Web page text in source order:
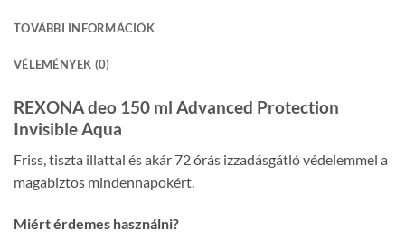
TOVÁBBI INFORMÁCIÓK
VÉLEMÉNYEK (0)
REXONA deo 150 ml Advanced Protection
Invisible Aqua
Friss, tiszta illattal és akár 72 órás izzadásgátló védelemmel a
magabiztos mindennapokért.
Miért érdemes használni?